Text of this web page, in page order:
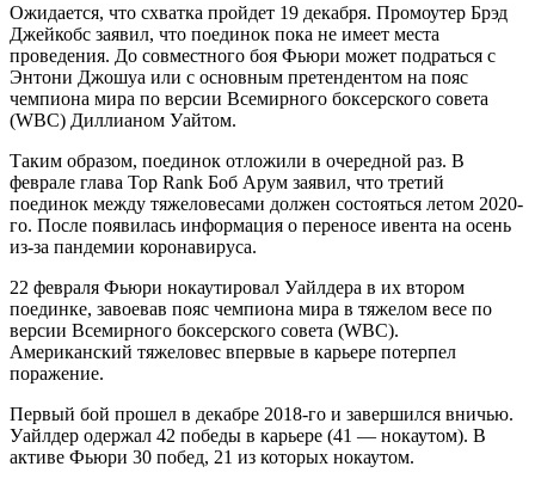
Ожидается, что схватка пройдет 19 декабря. Промоутер Брэд
Джейкобс заявил, что поединок пока не имеет места
проведения. До совместного боя Фьюри может подраться с
Энтони Джошуа или с основным претендентом на пояс
чемпиона мира по версии Всемирного боксерского совета
(WBC) Диллианом Уайтом.
Таким образом, поединок отложили в очередной раз. В
феврале глава Top Rank Боб Арум заявил, что третий
поединок между тяжеловесами должен состояться летом 2020-
го. После появилась информация о переносе ивента на осень
из-за пандемии коронавируса.
22 февраля Фьюри нокаутировал Уайлдера в их втором
поединке, завоевав пояс чемпиона мира в тяжелом весе по
версии Всемирного боксерского совета (WBC).
Американский тяжеловес впервые в карьере потерпел
поражение.
Первый бой прошел в декабре 2018-го и завершился вничью.
Уайлдер одержал 42 победы в карьере (41 — нокаутом). В
активе Фьюри 30 побед, 21 из которых нокаутом.